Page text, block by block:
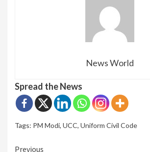
News World
Spread the News
Tags: PM Modi, UCC, Uniform Civil Code
Previous